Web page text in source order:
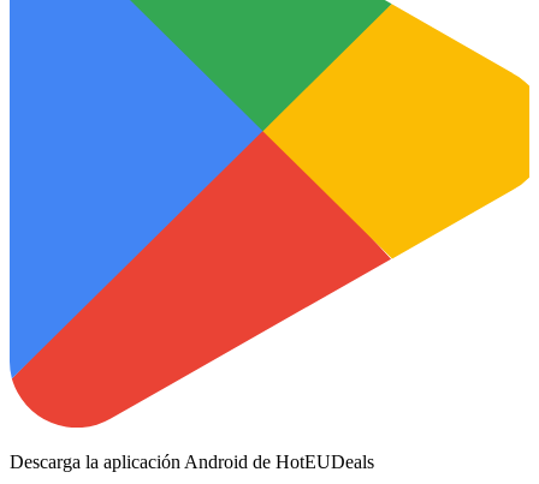
Descarga la aplicación Android de HotEUDeals